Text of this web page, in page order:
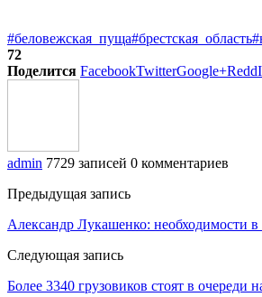
#беловежская_пуща#брестская_область
72
Поделится FacebookTwitterGoogle+
admin 7729 записей 0 комментариев
Предыдущая запись
Александр Лукашенко: необходимости
Следующая запись
Более 3340 грузовиков стоят в очереди